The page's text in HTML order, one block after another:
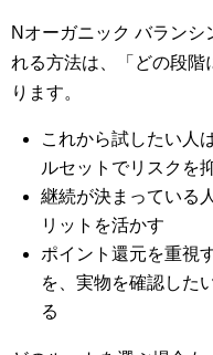
Nオーガニック バランシ
れる方法は、「どの段階
ります。
これから試したい人
ルセットでリスクを
継続が決まっている
リットを活かす
ポイント還元を重視
を、実物を確認した
る